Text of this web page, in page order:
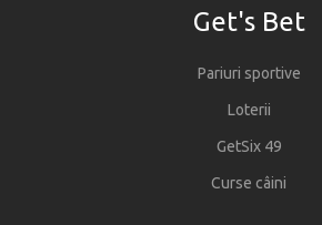
Get's Bet
Pariuri sportive
Loterii
GetSix 49
Curse câini